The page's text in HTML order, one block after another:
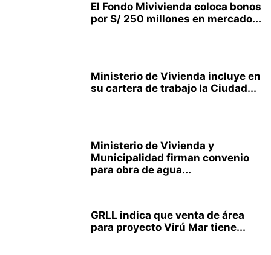
El Fondo Mivivienda coloca bonos
por S/ 250 millones en mercado...
Ministerio de Vivienda incluye en
su cartera de trabajo la Ciudad...
Ministerio de Vivienda y
Municipalidad firman convenio
para obra de agua...
GRLL indica que venta de área
para proyecto Virú Mar tiene...